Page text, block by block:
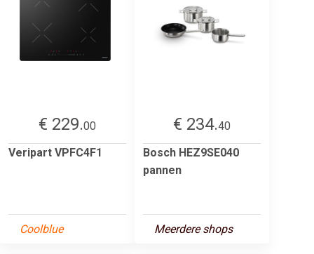
€ 229.00
Veripart VPFC4F1
Coolblue
€ 234.40
Bosch HEZ9SE040
pannen
Meerdere shops